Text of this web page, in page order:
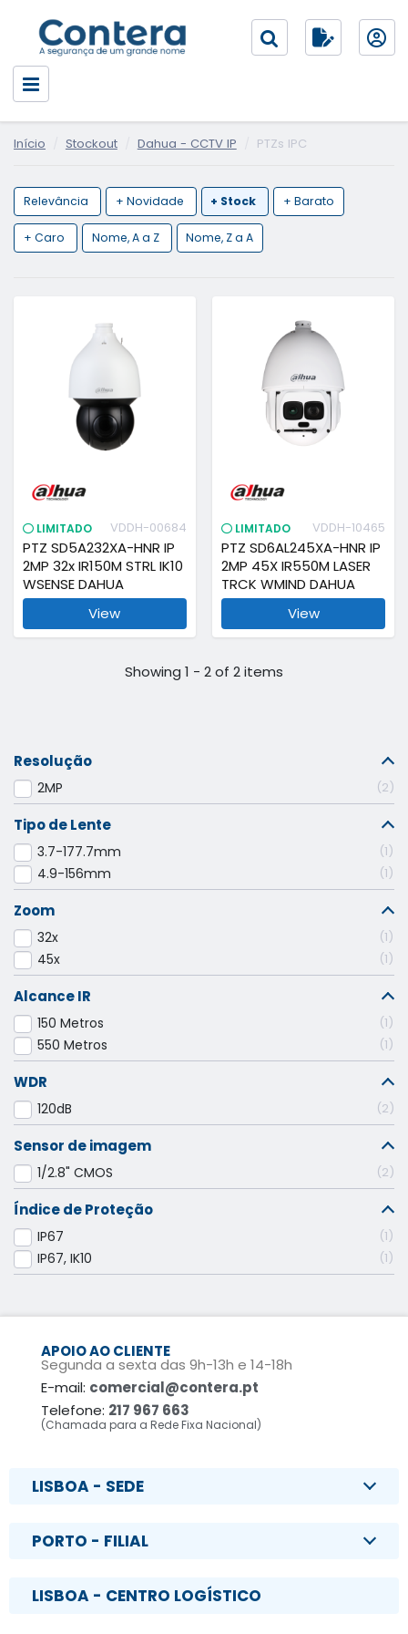
Início Stockout Dahua - CCTV IP PTZs IPC
Relevância + Novidade + Stock + Barato
+ Caro Nome, A a Z Nome, Z a A
LIMITADO VDDH-00684
PTZ SD5A232XA-HNR IP
2MP 32x IR150M STRL IK10
WSENSE DAHUA
View
LIMITADO VDDH-10465
PTZ SD6AL245XA-HNR IP
2MP 45X IR550M LASER
TRCK WMIND DAHUA
View
Showing 1 - 2 of 2 items
Resolução
2MP 2
Tipo de Lente
3.7-177.7mm 1
4.9-156mm 1
Zoom
32x 1
45x 1
Alcance IR
150 Metros 1
550 Metros 1
WDR
120dB 2
Sensor de imagem
1/2.8" CMOS 2
Índice de Proteção
IP67 1
IP67, IK10 1
APOIO AO CLIENTE
Segunda a sexta das 9h-13h e 14-18h
E-mail: comercial@contera.pt
Telefone: 217 967 663
(Chamada para a Rede Fixa Nacional)
LISBOA - SEDE
PORTO - FILIAL
LISBOA - CENTRO LOGÍSTICO